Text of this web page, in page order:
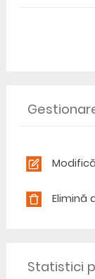
Elimină
Statistici